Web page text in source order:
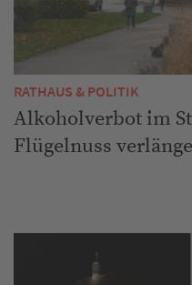
RATHAUS & POLITIK
Alkoholverbot im
Flügelnuss